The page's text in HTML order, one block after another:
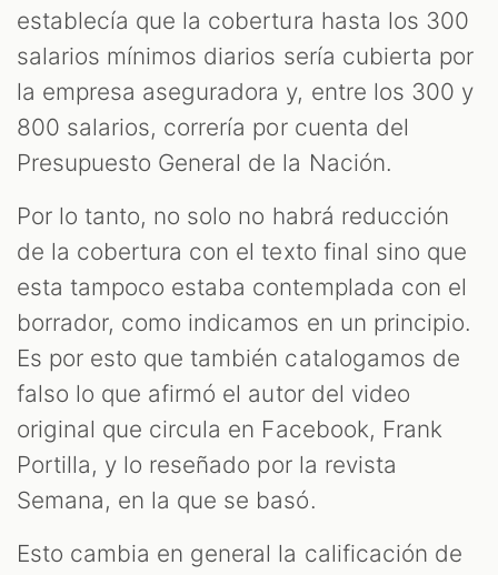
establecía que la cobertura hasta los 300
salarios mínimos diarios sería cubierta por
la empresa aseguradora y, entre los 300 y
800 salarios, correría por cuenta del
Presupuesto General de la Nación.
Por lo tanto, no solo no habrá reducción
de la cobertura con el texto final sino que
esta tampoco estaba contemplada con el
borrador, como indicamos en un principio.
Es por esto que también catalogamos de
falso lo que afirmó el autor del video
original que circula en Facebook, Frank
Portilla, y lo reseñado por la revista
Semana, en la que se basó.
Esto cambia en general la calificación de